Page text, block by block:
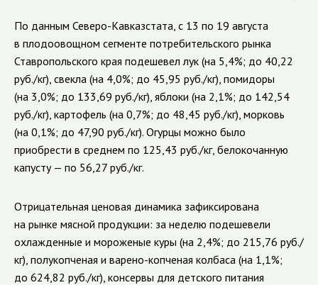
По данным Северо-Кавказстата, с 13 по 19 августа
в плодоовощном сегменте потребительского рынка
Ставропольского края подешевел лук (на 5,4%; до 40,22
руб./кг), свекла (на 4,0%; до 45,95 руб./кг), помидоры
(на 3,0%; до 133,69 руб./кг), яблоки (на 2,1%; до 142,54
руб./кг), картофель (на 0,7%; до 48,45 руб./кг), морковь
(на 0,1%; до 47,90 руб./кг). Огурцы можно было
приобрести в среднем по 125,43 руб./кг, белокочанную
капусту — по 56,27 руб./кг.
Отрицательная ценовая динамика зафиксирована
на рынке мясной продукции: за неделю подешевели
охлажденные и мороженые куры (на 2,4%; до 215,76 руб./
кг), полукопченая и варено-копченая колбаса (на 1,1%;
до 624,82 руб./кг), консервы для детского питания